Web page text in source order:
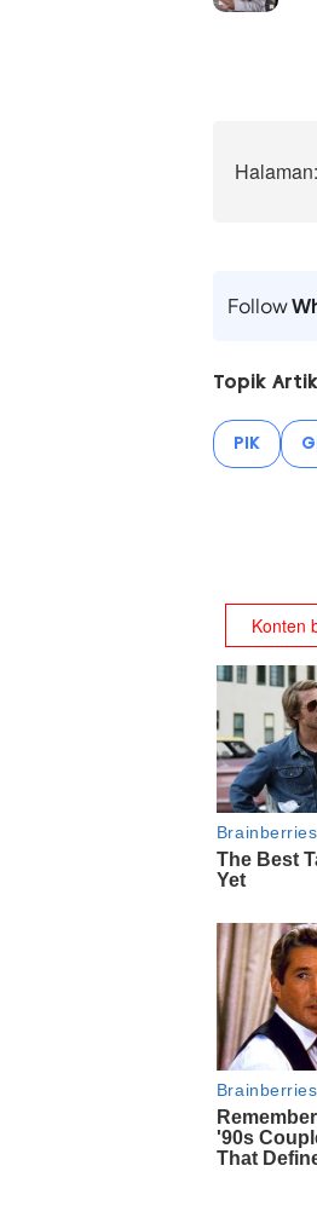
Halaman:
Follow
Topik
PIK